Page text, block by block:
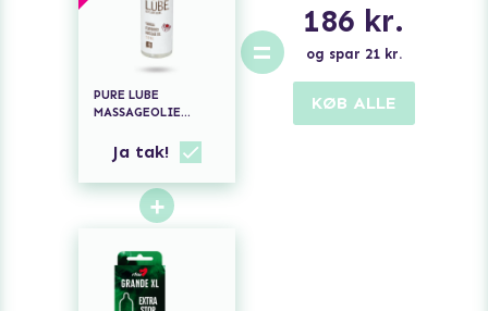
PURE LUBE
MASSAGEOLIE
Ja tak!
+
=
186 kr.
og spar 21kr.
KØB ALLE